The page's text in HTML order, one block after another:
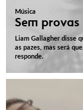
Música
Sem provas
Liam Gallagher disse
as pazes, mas será
responde.